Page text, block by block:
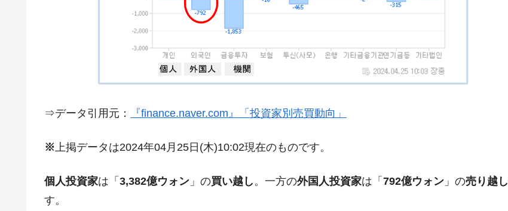
韓国半導体『SKハイニックス』2026年2Qの業績「史上最高益」当期純利益は前年同期比13.4倍に。
日本の誇る海洋資源調査船『白嶺』は先進技術の塊！
夏の甲子園、優勝校を最も多く輩出している都道府県とは？
今話題の「楽天ライオンズ」とは？
Fact1 全て勝つといくら？ 競馬GI競走で勝利騎手がもらえる賞金とは？
Fact1 平成仮面ライダーの意外すぎるモチーフとは？
Fact1 日本人マスターズ挑戦の歴史。松山以前に最高位だった選手とは？
Fact1
⇒データ引用元： 『finance.naver.com』「投資家別売買動向」
※上掲データは2024年04月25日(木)10:02現在のものです。
個人投資家は「 3,382億ウォン 」の買い越し。一方の外国人投資家は「 792億ウォン 」の売り越し
す。